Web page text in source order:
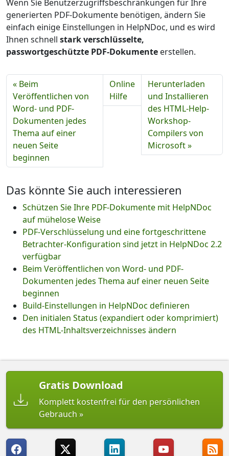
Wenn Sie Benutzerzugriffsbeschränkungen für Ihre
generierten PDF-Dokumente benötigen, ändern Sie
einfach einige Einstellungen in HelpNDoc, und es wird
Ihnen schnell stark verschlüsselte,
passwortgeschützte PDF-Dokumente erstellen.
« Beim
Veröffentlichen von
Word- und PDF-
Dokumenten jedes
Thema auf einer
neuen Seite
beginnen
Online
Hilfe
Herunterladen
und Installieren
des HTML-Help-
Workshop-
Compilers von
Microsoft »
Das könnte Sie auch interessieren
Schützen Sie Ihre PDF-Dokumente mit HelpNDoc
auf mühelose Weise
PDF-Verschlüsselung und eine fortgeschrittene
Betrachter-Konfiguration sind jetzt in HelpNDoc 2.2
verfügbar
Beim Veröffentlichen von Word- und PDF-
Dokumenten jedes Thema auf einer neuen Seite
beginnen
Build-Einstellungen in HelpNDoc definieren
Den initialen Status (expandiert oder komprimiert)
des HTML-Inhaltsverzeichnisses ändern
Gratis Download
Komplett kostenfrei für den persönlichen
Gebrauch